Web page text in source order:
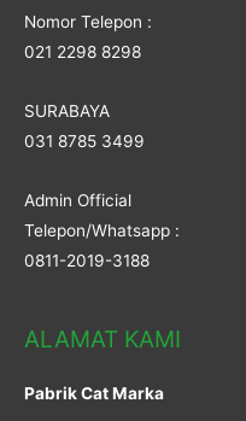
Nomor Telepon :
021 2298 8298
SURABAYA
031 8785 3499
Admin Official
Telepon/Whatsapp :
0811-2019-3188
ALAMAT KAMI
Pabrik Cat Marka